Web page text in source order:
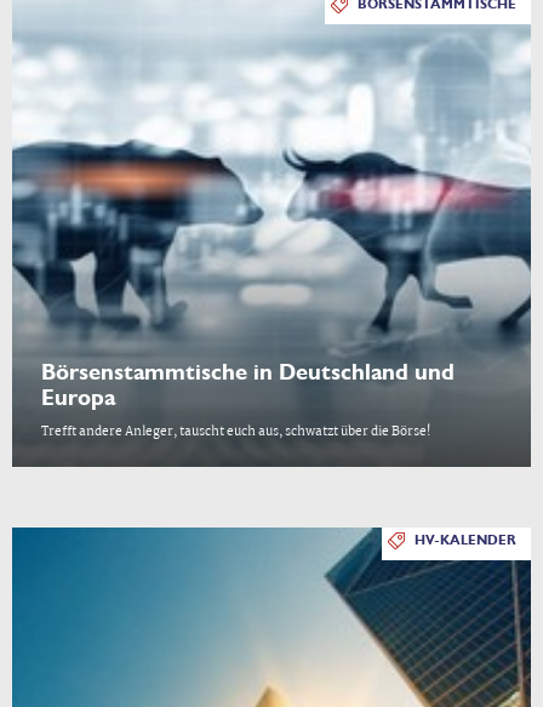
BÖRSENSTAMMTISCHE
Börsenstammtische in Deutschland und
Europa
Trefft andere Anleger, tauscht euch aus, schwatzt über die Börse!
HV-KALENDER